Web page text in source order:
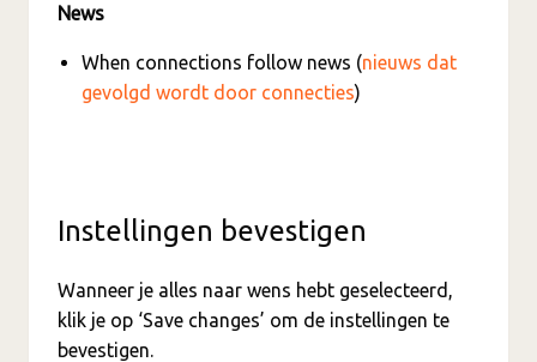
News
When connections follow news (nieuws dat
gevolgd wordt door connecties)
Instellingen bevestigen
Wanneer je alles naar wens hebt geselecteerd,
klik je op ‘Save changes’ om de instellingen te
bevestigen.